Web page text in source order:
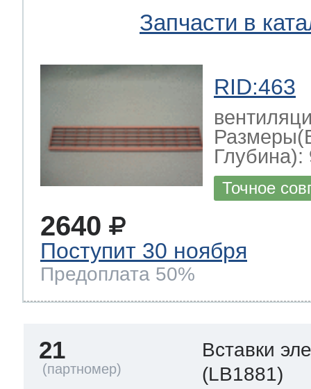
Запчасти в
RID:463
Глубина):
Точное
2640
Поступит 30 ноября
Предоплата 50%
21
Вставки
(LB1881)